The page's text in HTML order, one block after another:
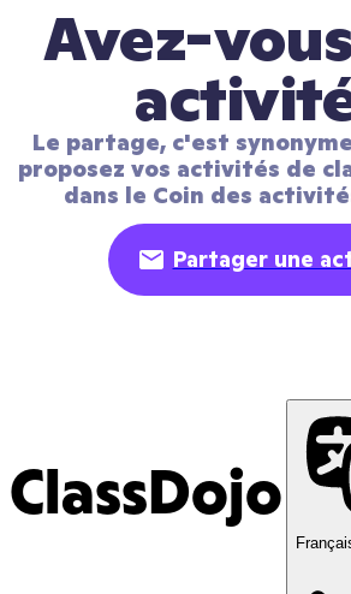
Avez-
Le partage, c'est
proposez vos activités de
dans le Coin des
Partager une
ClassDojo